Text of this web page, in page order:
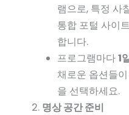
램으로, 특정 사
통합 포털 사이
합니다.
프로그램마다1
채로운 옵션들
을 선택하세요.
명상 공간 준비